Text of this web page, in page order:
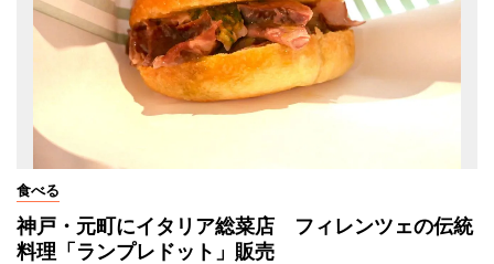
食べる
神戸・元町にイタリア総菜店 フィレンツェの伝統
料理「ランプレドット」販売